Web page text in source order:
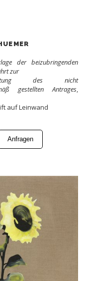
der beizubringenden
zur
des nicht
gestellten Antrages,
auf Leinwand
Anfragen